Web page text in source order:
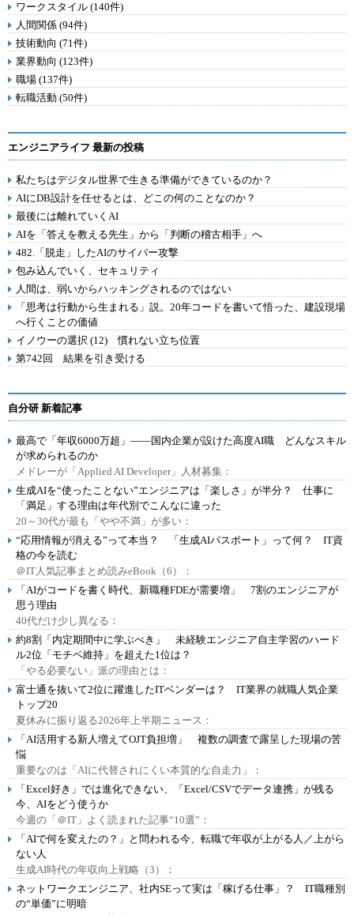
ワークスタイル (140件)
人間関係 (94件)
技術動向 (71件)
業界動向 (123件)
職場 (137件)
転職活動 (50件)
エンジニアライフ 最新の投稿
私たちはデジタル世界で生きる準備ができているのか？
AIにDB設計を任せるとは、どこの何のことなのか？
最後には離れていくAI
AIを「答えを教える先生」から「判断の稽古相手」へ
482.「脱走」したAIのサイバー攻撃
包み込んでいく、セキュリティ
人間は、弱いからハッキングされるのではない
「思考は行動から生まれる」説。20年コードを書いて悟った、建設現場
へ行くことの価値
イノウーの選択 (12) 慣れない立ち位置
第742回 結果を引き受ける
自分研 新着記事
最高で「年収6000万超」――国内企業が設けた高度AI職 どんなスキル
が求められるのか
メドレーが「Applied AI Developer」人材募集：
生成AIを“使ったことない”エンジニアは「楽しさ」が半分？ 仕事に
「満足」する理由は年代別でこんなに違った
20～30代が最も「やや不満」が多い：
“応用情報が消える”って本当？ 「生成AIパスポート」って何？ IT資
格の今を読む
＠IT人気記事まとめ読みeBook（6）：
「AIがコードを書く時代、新職種FDEが需要増」 7割のエンジニアが
思う理由
40代だけ少し異なる：
約8割「内定期間中に学ぶべき」 未経験エンジニア自主学習のハード
ル2位「モチベ維持」を超えた1位は？
「やる必要ない」派の理由とは：
富士通を抜いて2位に躍進したITベンダーは？ IT業界の就職人気企業
トップ20
夏休みに振り返る2026年上半期ニュース：
「AI活用する新人増えてOJT負担増」 複数の調査で露呈した現場の苦
悩
重要なのは「AIに代替されにくい本質的な自走力」：
「Excel好き」では進化できない、「Excel/CSVでデータ連携」が残る
今、AIをどう使うか
今週の「＠IT」よく読まれた記事“10選”：
「AIで何を変えたの？」と問われる今、転職で年収が上がる人／上がら
ない人
生成AI時代の年収向上戦略（3）：
ネットワークエンジニア、社内SEって実は「稼げる仕事」？ IT職種別
の“単価”に明暗